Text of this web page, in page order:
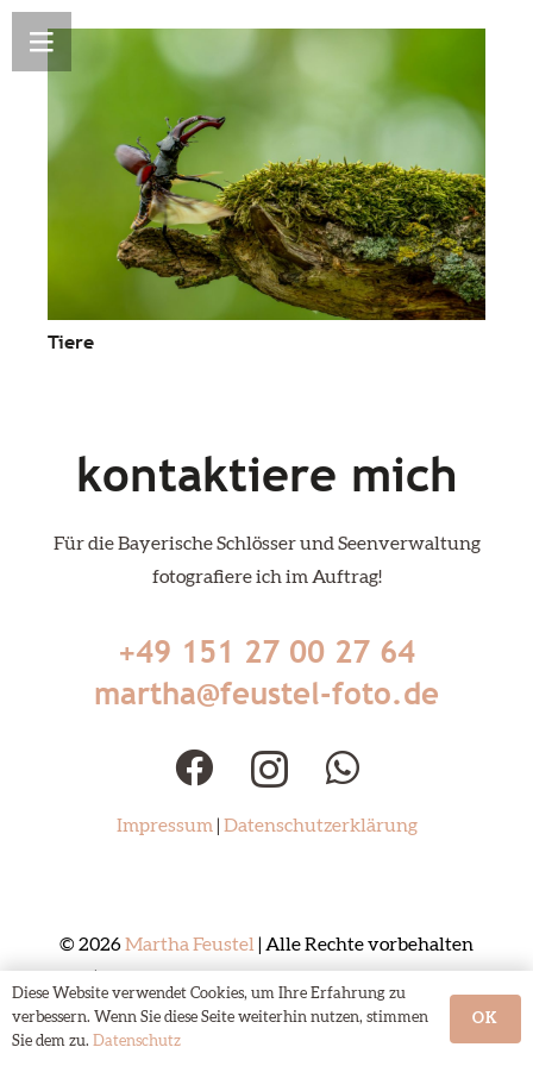
Tiere
kontaktiere mich
Für die Bayerische Schlösser und Seenverwaltung
fotografiere ich im Auftrag!
+49 151 27 00 27 64
martha@feustel-foto.de
Impressum Datenschutzerklärung
© 2026Martha Feustel
| Alle Rechte vorbehalten
Diese Website verwendet Cookies, um Ihre Erfahrung zu
verbessern. Wenn Sie diese Seite weiterhin nutzen, stimmen
Sie dem zu. Datenschutz
OK